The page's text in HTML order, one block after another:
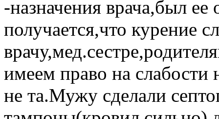
-назначения врача,был ее
получается,что курение
имеем право на слабости
не та.Мужу сделали